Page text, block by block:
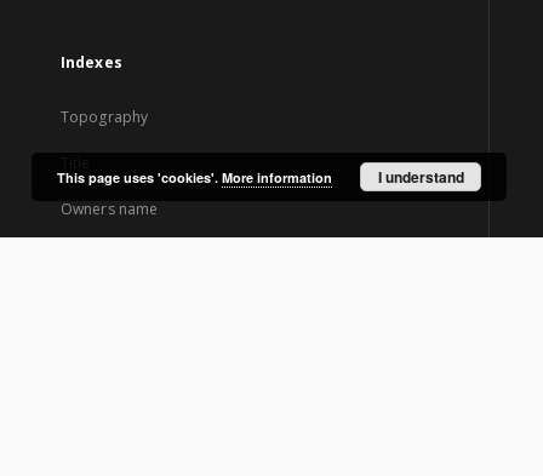
Indexes
Topography
Owners name
This page uses 'cookies'. More information I understand